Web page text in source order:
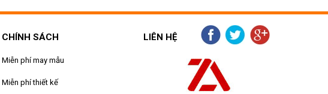
CHÍNH SÁCH
Miễn phí may mẫu
Miễn phí thiết kế
LIÊN HỆ